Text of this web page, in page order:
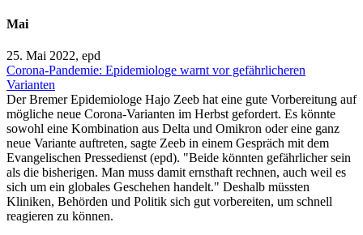
Mai
25. Mai 2022, epd
Corona-Pandemie: Epidemiologe warnt vor gefährlicheren
Varianten
Der Bremer Epidemiologe Hajo Zeeb hat eine gute Vorbereitung auf
mögliche neue Corona-Varianten im Herbst gefordert. Es könnte
sowohl eine Kombination aus Delta und Omikron oder eine ganz
neue Variante auftreten, sagte Zeeb in einem Gespräch mit dem
Evangelischen Pressedienst (epd). "Beide könnten gefährlicher sein
als die bisherigen. Man muss damit ernsthaft rechnen, auch weil es
sich um ein globales Geschehen handelt." Deshalb müssten
Kliniken, Behörden und Politik sich gut vorbereiten, um schnell
reagieren zu können.